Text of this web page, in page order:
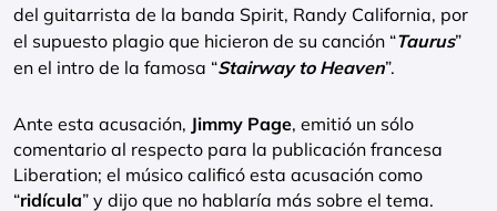
del guitarrista de la banda Spirit, Randy California, por
el supuesto plagio que hicieron de su canción “Taurus”
en el intro de la famosa “Stairway to Heaven”.
Ante esta acusación, Jimmy Page, emitió un sólo
comentario al respecto para la publicación francesa
Liberation; el músico calificó esta acusación como
“ridícula” y dijo que no hablaría más sobre el tema.